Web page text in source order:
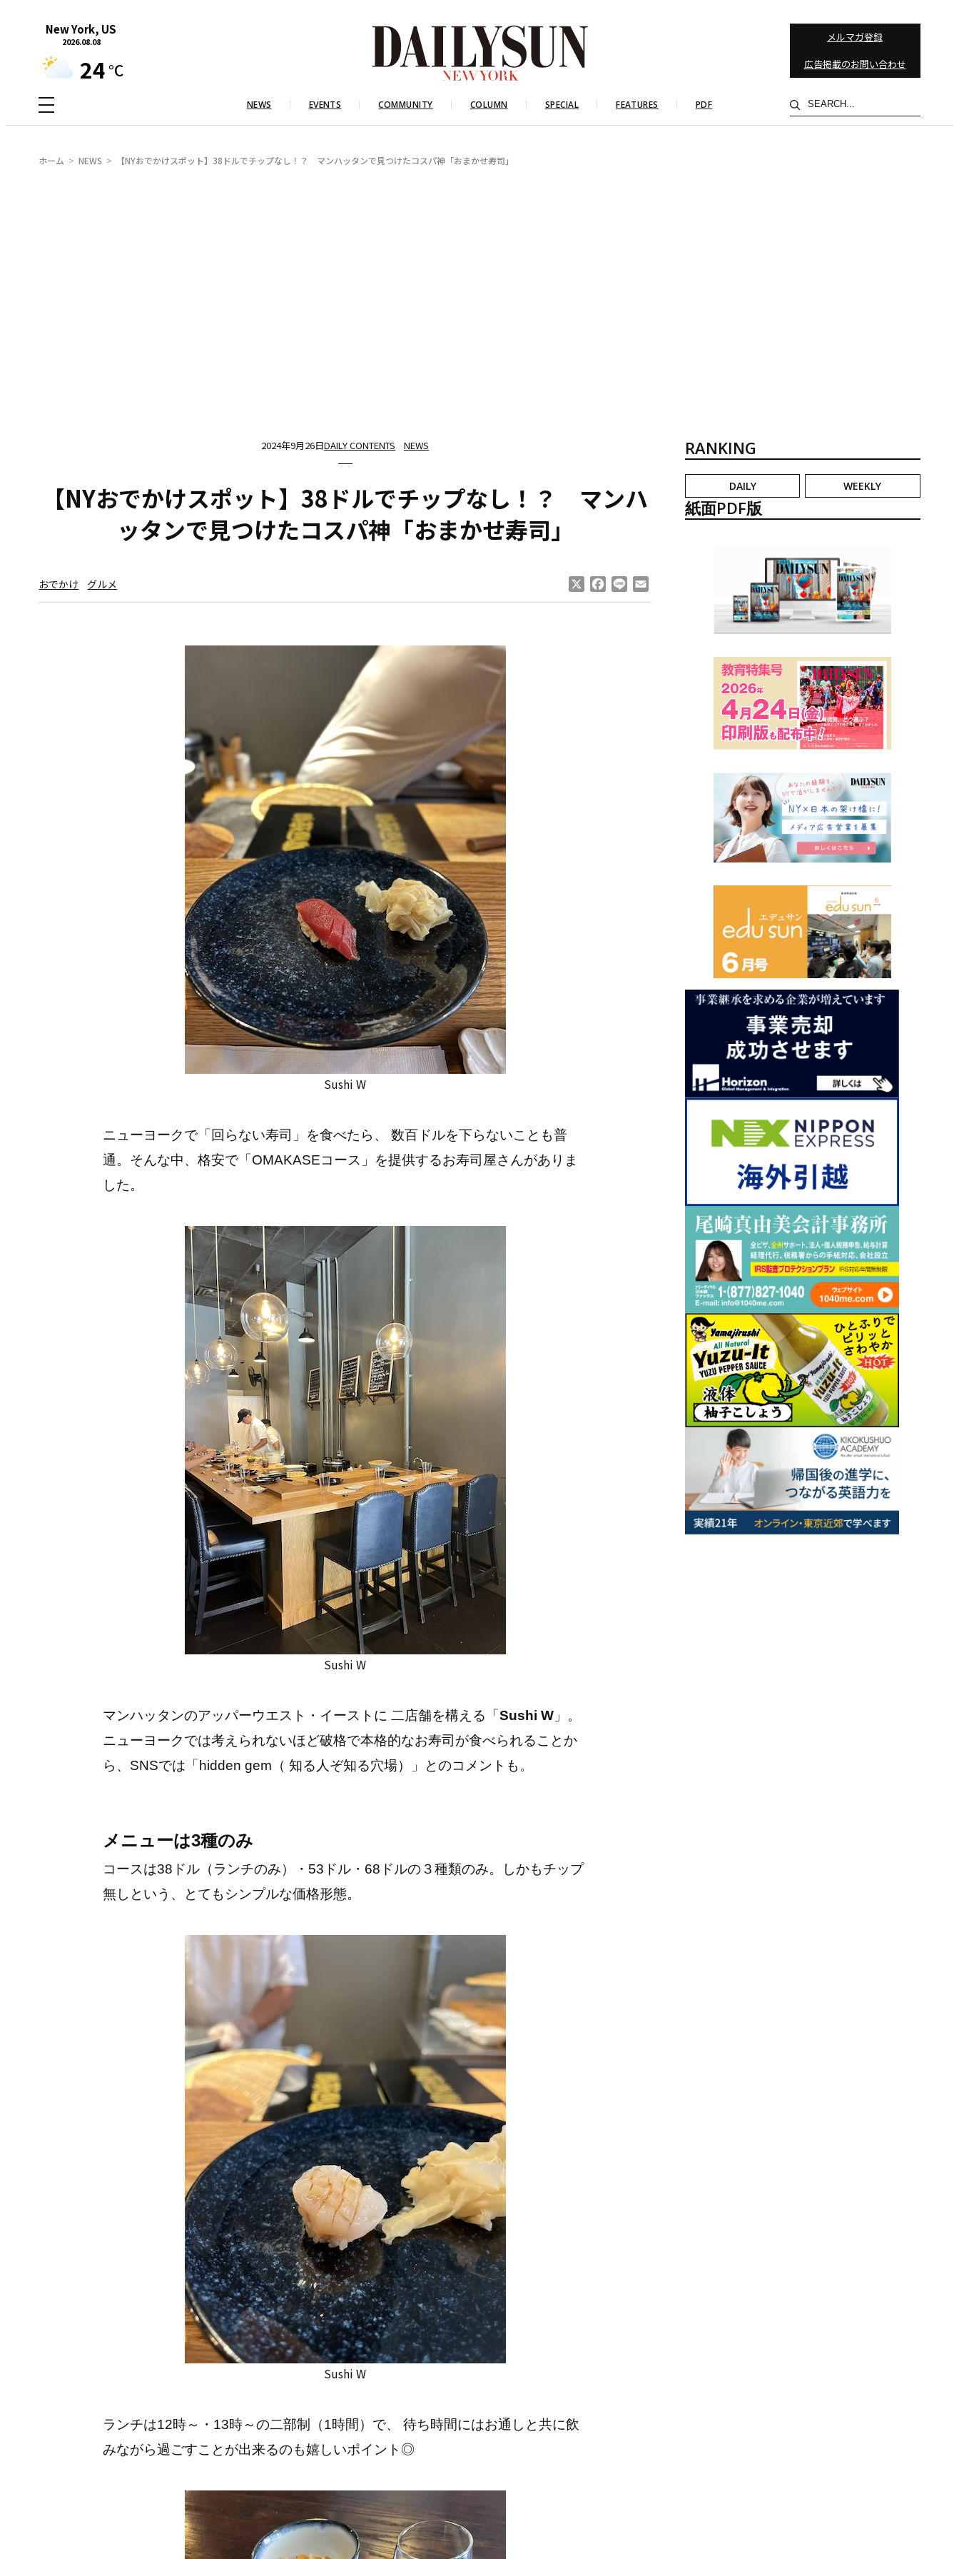
New York, US
2026.08.08
24°C
メルマガ登録
広告掲載のお問い合わせ
NEWS EVENTS COMMUNITY COLUMN SPECIAL FEATURES PDF
検
索
ホーム NEWS 【NYおでかけスポット】38ドルでチップなし！？ マンハッタンで見つけたコスパ神「おまかせ寿司」
2024年9月26日DAILY CONTENTS NEWS
【NYおでかけスポット】38ドルでチップなし！？ マンハ
ッタンで見つけたコスパ神「おまかせ寿司」
おでかけ グルメ Facebook
Line
Sushi W
ニューヨークで「回らない寿司」を食べたら、 数百ドルを下らないことも普
通。そんな中、格安で「OMAKASEコース」を提供するお寿司屋さんがありま
した。
Sushi W
マンハッタンのアッパーウエスト・イーストに 二店舗を構える「Sushi W」。
ニューヨークでは考えられないほど破格で本格的なお寿司が食べられることか
ら、SNSでは「hidden gem（ 知る人ぞ知る穴場）」とのコメントも。
メニューは3種のみ
コースは38ドル（ランチのみ）・53ドル・68ドルの３種類のみ。しかもチップ
無しという、とてもシンプルな価格形態。
Sushi W
ランチは12時～・13時～の二部制（1時間）で、 待ち時間にはお通しと共に飲
みながら過ごすことが出来るのも嬉しいポイント◎
RANKING
DAILY WEEKLY
紙面PDF版